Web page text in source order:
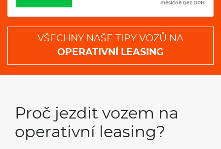
měsíčně bez DPH
VŠECHNY NAŠE TIPY VOZŮ NA
OPERATIVNÍ LEASING
Proč jezdit vozem na
operativní leasing?